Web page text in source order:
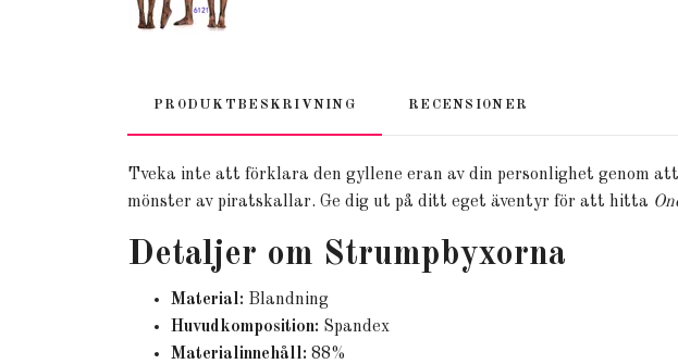
PRODUKTBESKRIVNING RECENSIONER
Tveka inte att förklara den gyllene eran av din personlighet genom
mönster av piratskallar. Ge dig ut på ditt eget äventyr för att hitta
Detaljer om Strumpbyxorna
Material: Blandning
Huvudkomposition: Spandex
Materialinnehåll: 88%